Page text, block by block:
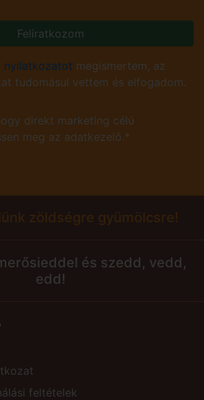
Feliratkozom
nyilatkozatot megismertem, az
tudomásul vettem és elfogadom.
direkt marketing célú
meg az adatkezelő.*
zöldségre gyümölcsre!
és szedd, vedd,
edd!
feltételek